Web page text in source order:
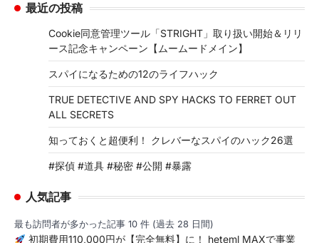
最近の投稿
Cookie同意管理ツール「STRIGHT」取り扱い開始＆リリ
ース記念キャンペーン【ムームードメイン】
スパイになるための12のライフハック
TRUE DETECTIVE AND SPY HACKS TO FERRET OUT
ALL SECRETS
知っておくと超便利！ クレバーなスパイのハック26選
#探偵 #道具 #秘密 #公開 #暴露
人気記事
最も訪問者が多かった記事 10 件 (過去 28 日間)
初期費用110,000円が【完全無料】に！ heteml MAXで事業